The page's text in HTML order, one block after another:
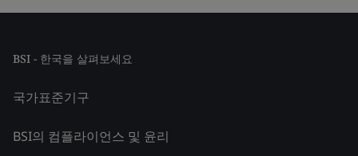
BSI - 한국을 살펴보세요
국가표준기구
BSI의 컴플라이언스 및 윤리